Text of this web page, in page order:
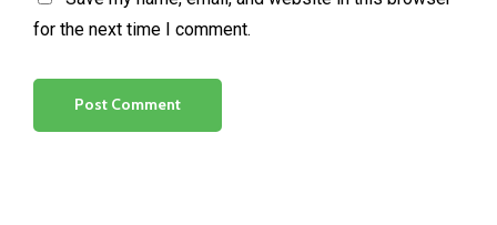
for the next time I comment.